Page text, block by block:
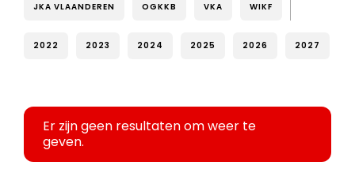
JKA VLAANDEREN OGKKB VKA WIKF
2022 2023 2024 2025 2026 2027
Er zijn geen resultaten om weer te
geven.